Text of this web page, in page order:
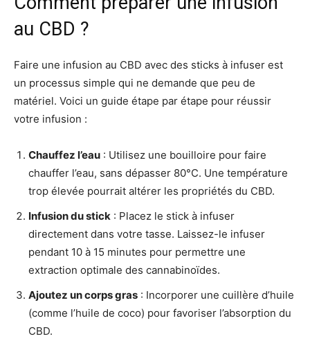
au CBD ?
Faire une infusion au CBD avec des sticks à infuser est
un processus simple qui ne demande que peu de
matériel. Voici un guide étape par étape pour réussir
votre infusion :
Chauffez l’eau : Utilisez une bouilloire pour faire
chauffer l’eau, sans dépasser 80°C. Une température
trop élevée pourrait altérer les propriétés du CBD.
Infusion du stick : Placez le stick à infuser
directement dans votre tasse. Laissez-le infuser
pendant 10 à 15 minutes pour permettre une
extraction optimale des cannabinoïdes.
Ajoutez un corps gras : Incorporer une cuillère d’huile
(comme l’huile de coco) pour favoriser l’absorption du
CBD.